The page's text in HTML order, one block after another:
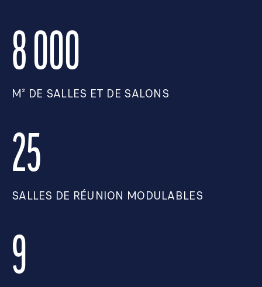
8 000
M² DE SALLES ET DE SALONS
25
SALLES DE RÉUNION MODULABLES
9